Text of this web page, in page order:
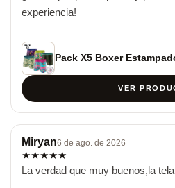
experiencia!
Pack X5 Boxer
VER
Miryan6 de ago. de 2026
★★★★★
La verdad que muy buenos,la